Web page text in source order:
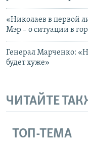
«Николаев в первой
Мэр – о ситуации в
Генерал Марченко:
будет хуже»
ЧИТАЙТЕ
ТОП-ТЕМА